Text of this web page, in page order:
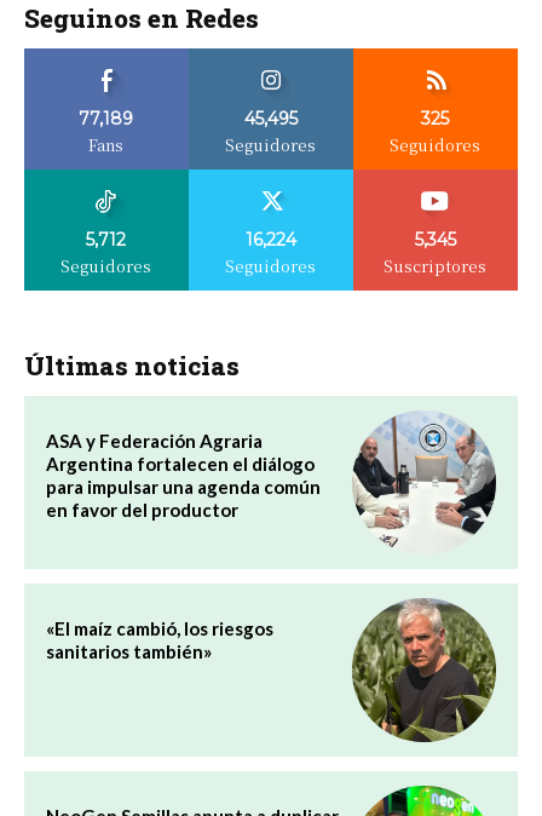
Seguinos en Redes
77,189
Fans
45,495
Seguidores
325
Seguidores
5,712
Seguidores
16,224
Seguidores
5,345
Suscriptores
Últimas noticias
ASA y Federación Agraria
Argentina fortalecen el diálogo
para impulsar una agenda común
en favor del productor
«El maíz cambió, los riesgos
sanitarios también»